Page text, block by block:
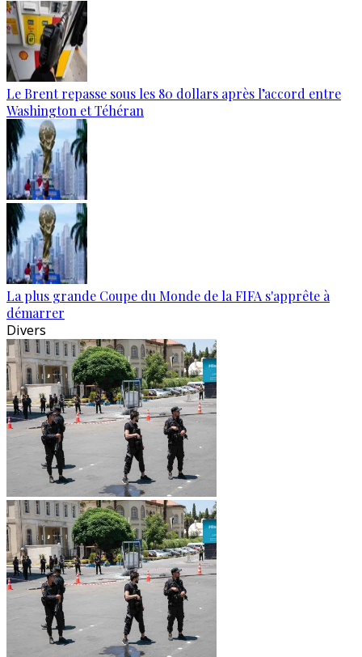
Le Brent repasse sous les 80 dollars après l’accord entre
Washington et Téhéran
La plus grande Coupe du Monde de la FIFA s'apprête à
démarrer
Divers